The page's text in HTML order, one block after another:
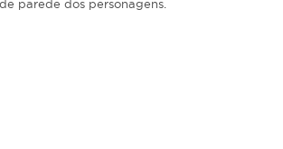
parede dos personagens.